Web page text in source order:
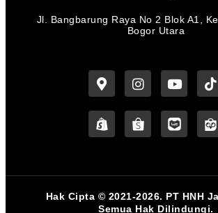
Jl. Bangbarung Raya No 2 Blok A1,
Bogor Utara
Hak Cipta © 2021-2026. PT HNH
Semua Hak Dilindungi.